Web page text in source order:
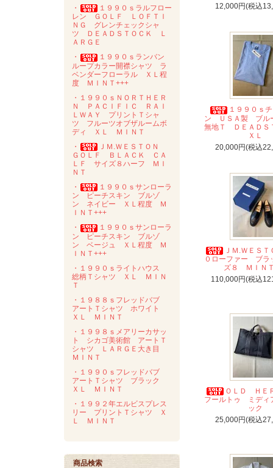
・
１９９０ｓラルフロー
レン ＧＯＬＦ ＬＯＦＴＩ
ＮＧ グレンチェックシャ
ツ ＤＥＡＤＳＴＯＣＫ Ｌ
ＡＲＧＥ
・
１９９０ｓランバン
ループカラー開襟シャツ ラ
ベンダーフローラル ＸＬ程
度 ＭＩＮＴ+++
・１９９０ｓＮＯＲＴＨＥＲ
Ｎ ＰＡＣＩＦＩＣ ＲＡＩ
ＬＷＡＹ プリントＴシャ
ツ フルーツオブザルームボ
ディ ＸＬ ＭＩＮＴ
・
ＪＭ.ＷＥＳＴＯＮ
ＧＯＬＦ ＢＬＡＣＫ ＣＡ
ＬＦ サイズ８ハーフ ＭＩ
ＮＴ
・
１９９０ｓサンローラ
ン ピーチスキン ブルゾ
ン ネイビー ＸＬ程度 Ｍ
ＩＮＴ+++
・
１９９０ｓサンローラ
ン ピーチスキン ブルゾ
ン ベージュ ＸＬ程度 Ｍ
ＩＮＴ+++
・１９９０ｓライトハウス
総柄Ｔシャツ ＸＬ ＭＩＮ
Ｔ
・１９８８ｓフレッドバブ
アートＴシャツ ホワイト
ＸＬ ＭＩＮＴ
・１９９８ｓメアリーカサッ
ト シカゴ美術館 アートＴ
シャツ ＬＡＲＧＥ大き目
ＭＩＮＴ
・１９９０ｓフレッドバブ
アートＴシャツ ブラック
ＸＬ ＭＩＮＴ
・１９９２年エルビスプレス
リー プリントＴシャツ Ｘ
Ｌ ＭＩＮＴ
商品検索
12,000円(税込
１９９０ｓ
ン ＵＳＡ製 ブ
無地Ｔ ＤＥＡＤ
ＸＬ
20,000円(税込
ＪＭ.ＷＥＳ
０ローファー ブ
ズ８ ＭＩＮ
110,000円(税込
ＯＬＤ Ｈ
フールトゥ ミデ
ック
25,000円(税込